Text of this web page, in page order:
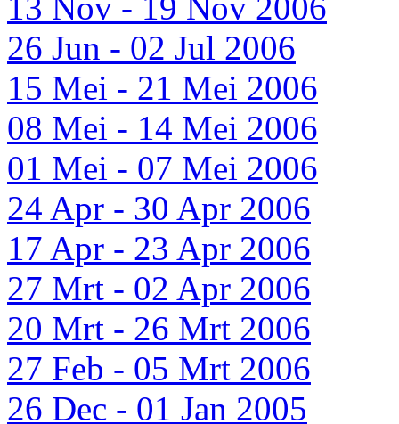
26 Jun - 02 Jul 2006
15 Mei - 21 Mei 2006
08 Mei - 14 Mei 2006
01 Mei - 07 Mei 2006
24 Apr - 30 Apr 2006
17 Apr - 23 Apr 2006
27 Mrt - 02 Apr 2006
20 Mrt - 26 Mrt 2006
27 Feb - 05 Mrt 2006
26 Dec - 01 Jan 2005